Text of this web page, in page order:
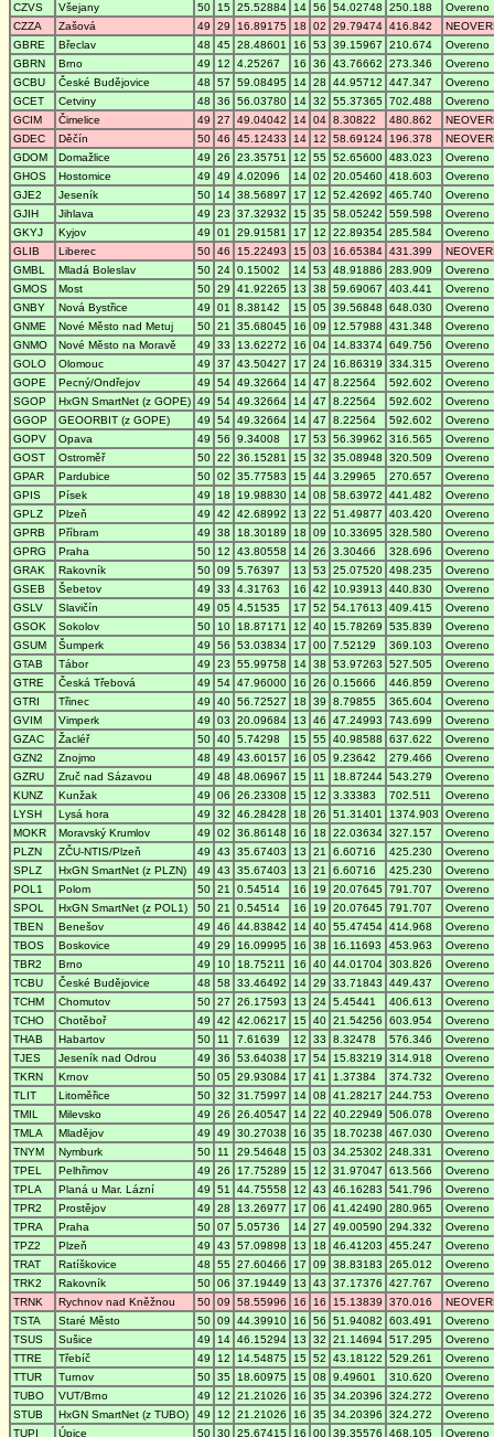
CZVS
Všejany 50 15 25.52884 14 56 54.02748 250.188
Overeno
CZZA
Zašová 49 29 16.89175 18 02 29.79474 416.842
GBRE
Břeclav 48 45 28.48601 16 53 39.15967 210.674
Overeno
GBRN
Brno 49 12 4.25267 16 36 43.76662 273.346
Overeno
GCBU
České Budějovice 48 57 59.08495 14 28 44.95712 447.347
Overeno
GCET
Cetviny 48 36 56.03780 14 32 55.37365 702.488
Overeno
GCIM
Čimelice 49 27 49.04042 14 04 8.30822 480.862
GDEC
Děčín 50 46 45.12433 14 12 58.69124 196.378
GDOM
Domažlice 49 26 23.35751 12 55 52.65600 483.023
Overeno
GHOS
Hostomice 49 49 4.02096 14 02 20.05460 418.603
Overeno
GJE2
Jeseník 50 14 38.56897 17 12 52.42692 465.740
Overeno
GJIH
Jihlava 49 23 37.32932 15 35 58.05242 559.598
Overeno
GKYJ
Kyjov 49 01 29.91581 17 12 22.89354 285.584
Overeno
GLIB
Liberec 50 46 15.22493 15 03 16.65384 431.399
GMBL
Mladá Boleslav 50 24 0.15002 14 53 48.91886 283.909
Overeno
GMOS
Most 50 29 41.92265 13 38 59.69067 403.441
Overeno
GNBY
Nová Bystřice 49 01 8.38142 15 05 39.56848 648.030
Overeno
GNME
Nové Město nad Metuj 50 21 35.68045 16 09 12.57988 431.348
Overeno
GNMO
Nové Město na Moravě 49 33 13.62272 16 04 14.83374 649.756
Overeno
GOLO
Olomouc 49 37 43.50427 17 24 16.86319 334.315
Overeno
GOPE
Pecný/Ondřejov 49 54 49.32664 14 47 8.22564 592.602
Overeno
SGOP
HxGN SmartNet (z GOPE) 49 54 49.32664 14 47 8.22564 592.602
Overeno
GGOP
GEOORBIT (z GOPE) 49 54 49.32664 14 47 8.22564 592.602
Overeno
GOPV
Opava 49 56 9.34008 17 53 56.39962 316.565
Overeno
GOST
Ostroměř 50 22 36.15281 15 32 35.08948 320.509
Overeno
GPAR
Pardubice 50 02 35.77583 15 44 3.29965 270.657
Overeno
GPIS
Písek 49 18 19.98830 14 08 58.63972 441.482
Overeno
GPLZ
Plzeň 49 42 42.68992 13 22 51.49877 403.420
Overeno
GPRB
Příbram 49 38 18.30189 18 09 10.33695 328.580
Overeno
GPRG
Praha 50 12 43.80558 14 26 3.30466 328.696
Overeno
GRAK
Rakovník 50 09 5.76397 13 53 25.07520 498.235
Overeno
GSEB
Šebetov 49 33 4.31763 16 42 10.93913 440.830
Overeno
GSLV
Slavičín 49 05 4.51535 17 52 54.17613 409.415
Overeno
GSOK
Sokolov 50 10 18.87171 12 40 15.78269 535.839
Overeno
GSUM
Šumperk 49 56 53.03834 17 00 7.52129 369.103
Overeno
GTAB
Tábor 49 23 55.99758 14 38 53.97263 527.505
Overeno
GTRE
Česká Třebová 49 54 47.96000 16 26 0.15666 446.859
Overeno
GTRI
Třinec 49 40 56.72527 18 39 8.79855 365.604
Overeno
GVIM
Vimperk 49 03 20.09684 13 46 47.24993 743.699
Overeno
GZAC
Žacléř 50 40 5.74298 15 55 40.98588 637.622
Overeno
GZN2
Znojmo 48 49 43.60157 16 05 9.23642 279.466
Overeno
GZRU
Zruč nad Sázavou 49 48 48.06967 15 11 18.87244 543.279
Overeno
KUNZ
Kunžak 49 06 26.23308 15 12 3.33383 702.511
Overeno
LYSH
Lysá hora 49 32 46.28428 18 26 51.31401 1374.903
Overeno
MOKR
Moravský Krumlov 49 02 36.86148 16 18 22.03634 327.157
Overeno
PLZN
ZČU-NTIS/Plzeň 49 43 35.67403 13 21 6.60716 425.230
Overeno
SPLZ
HxGN SmartNet (z PLZN) 49 43 35.67403 13 21 6.60716 425.230
Overeno
POL1
Polom 50 21 0.54514 16 19 20.07645 791.707
Overeno
SPOL
HxGN SmartNet (z POL1) 50 21 0.54514 16 19 20.07645 791.707
Overeno
TBEN
Benešov 49 46 44.83842 14 40 55.47454 414.968
Overeno
TBOS
Boskovice 49 29 16.09995 16 38 16.11693 453.963
Overeno
TBR2
Brno 49 10 18.75211 16 40 44.01704 303.826
Overeno
TCBU
České Budějovice 48 58 33.46492 14 29 33.71843 449.437
Overeno
TCHM
Chomutov 50 27 26.17593 13 24 5.45441 406.613
Overeno
TCHO
Chotěboř 49 42 42.06217 15 40 21.54256 603.954
Overeno
THAB
Habartov 50 11 7.61639 12 33 8.32478 576.346
Overeno
TJES
Jeseník nad Odrou 49 36 53.64038 17 54 15.83219 314.918
Overeno
TKRN
Krnov 50 05 29.93084 17 41 1.37384 374.732
Overeno
TLIT
Litoměřice 50 32 31.75997 14 08 41.28217 244.753
Overeno
TMIL
Milevsko 49 26 26.40547 14 22 40.22949 506.078
Overeno
TMLA
Mladějov 49 49 30.27038 16 35 18.70238 467.030
Overeno
TNYM
Nymburk 50 11 29.54648 15 03 34.25302 248.331
Overeno
TPEL
Pelhřimov 49 26 17.75289 15 12 31.97047 613.566
Overeno
TPLA
Planá u Mar. Lázní 49 51 44.75558 12 43 46.16283 541.796
Overeno
TPR2
Prostějov 49 28 13.26977 17 06 41.42490 280.965
Overeno
TPRA
Praha 50 07 5.05736 14 27 49.00590 294.332
Overeno
TPZ2
Plzeň 49 43 57.09898 13 18 46.41203 455.247
Overeno
TRAT
Ratíškovice 48 55 27.60466 17 09 38.83183 265.012
Overeno
TRK2
Rakovník 50 06 37.19449 13 43 37.17376 427.767
Overeno
TRNK
Rychnov nad Kněžnou 50 09 58.55996 16 16 15.13839 370.016
TSTA
Staré Město 50 09 44.39910 16 56 51.94082 603.491
Overeno
TSUS
Sušice 49 14 46.15294 13 32 21.14694 517.295
Overeno
TTRE
Třebíč 49 12 14.54875 15 52 43.18122 529.261
Overeno
TTUR
Turnov 50 35 18.60975 15 08 9.49601 310.620
Overeno
TUBO
VUT/Brno 49 12 21.21026 16 35 34.20396 324.272
Overeno
STUB
HxGN SmartNet (z TUBO) 49 12 21.21026 16 35 34.20396 324.272
Overeno
TUPI
Úpice 50 30 25.67415 16 00 39.35576 468.105 Overeno